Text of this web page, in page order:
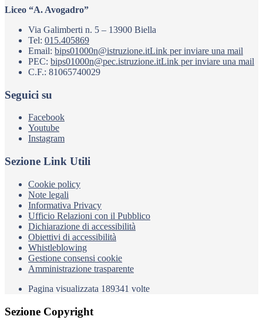
Liceo “A. Avogadro”
Via Galimberti n. 5 – 13900 Biella
Tel: 015.405869
Email: bips01000n@istruzione.itLink per inviare una mail
PEC: bips01000n@pec.istruzione.itLink per inviare una mail
C.F.: 81065740029
Seguici su
Facebook
Youtube
Instagram
Sezione Link Utili
Cookie policy
Note legali
Informativa Privacy
Ufficio Relazioni con il Pubblico
Dichiarazione di accessibilità
Obiettivi di accessibilità
Whistleblowing
Gestione consensi cookie
Amministrazione trasparente
Pagina visualizzata 189341 volte
Sezione Copyright